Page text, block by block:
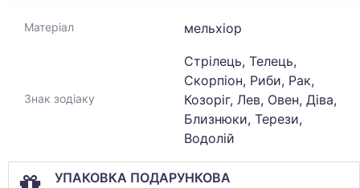
Матеріал мельхіор
Знак зодіаку
Стрілець, Телець,
Скорпіон, Риби, Рак,
Козоріг, Лев, Овен, Діва,
Близнюки, Терези,
Водолій
УПАКОВКА ПОДАРУНКОВА